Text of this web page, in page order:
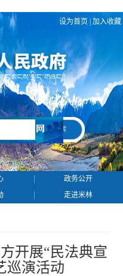
设为首页 加入收藏
搜 索
政务公开
走进米林
开展“民法典宣
巡演活动